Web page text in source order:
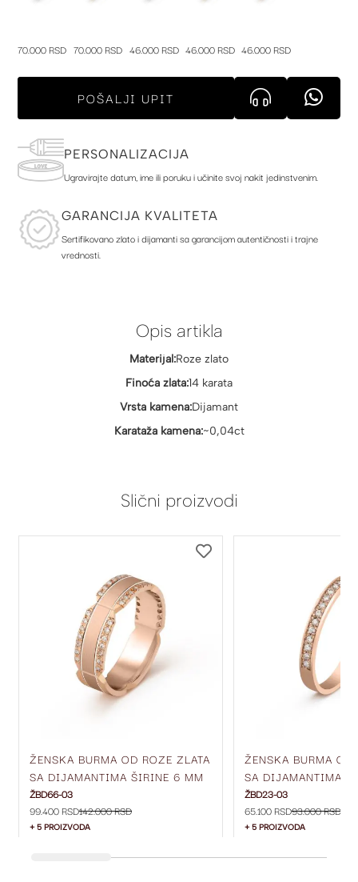
70.000 RSD 70.000 RSD 46.000 RSD 46.000 RSD 46.000 RSD
POŠALJI UPIT
PERSONALIZACIJA
Ugravirajte datum, ime ili poruku i učinite svoj nakit jedinstvenim.
GARANCIJA KVALITETA
Sertifikovano zlato i dijamanti sa garancijom autentičnosti i trajne
vrednosti.
Opis artikla
Materijal:Roze zlato
Finoća zlata:14 karata
Vrsta kamena:Dijamant
Karataža kamena:~0,04ct
Slični proizvodi
ŽENSKA BURMA OD ROZE ZLATA
SA DIJAMANTIMA ŠIRINE 6 MM
ŽBD66-03
ŽBD66-03
99.400 RSD142.000 RSD
+ 5 PROIZVODA
ŽENSKA BURMA OD
SA DIJAMANTIMA
MM ŽBD23-03
ŽBD23-03
65.100 RSD93.000 RSD
+ 5 PROIZVODA